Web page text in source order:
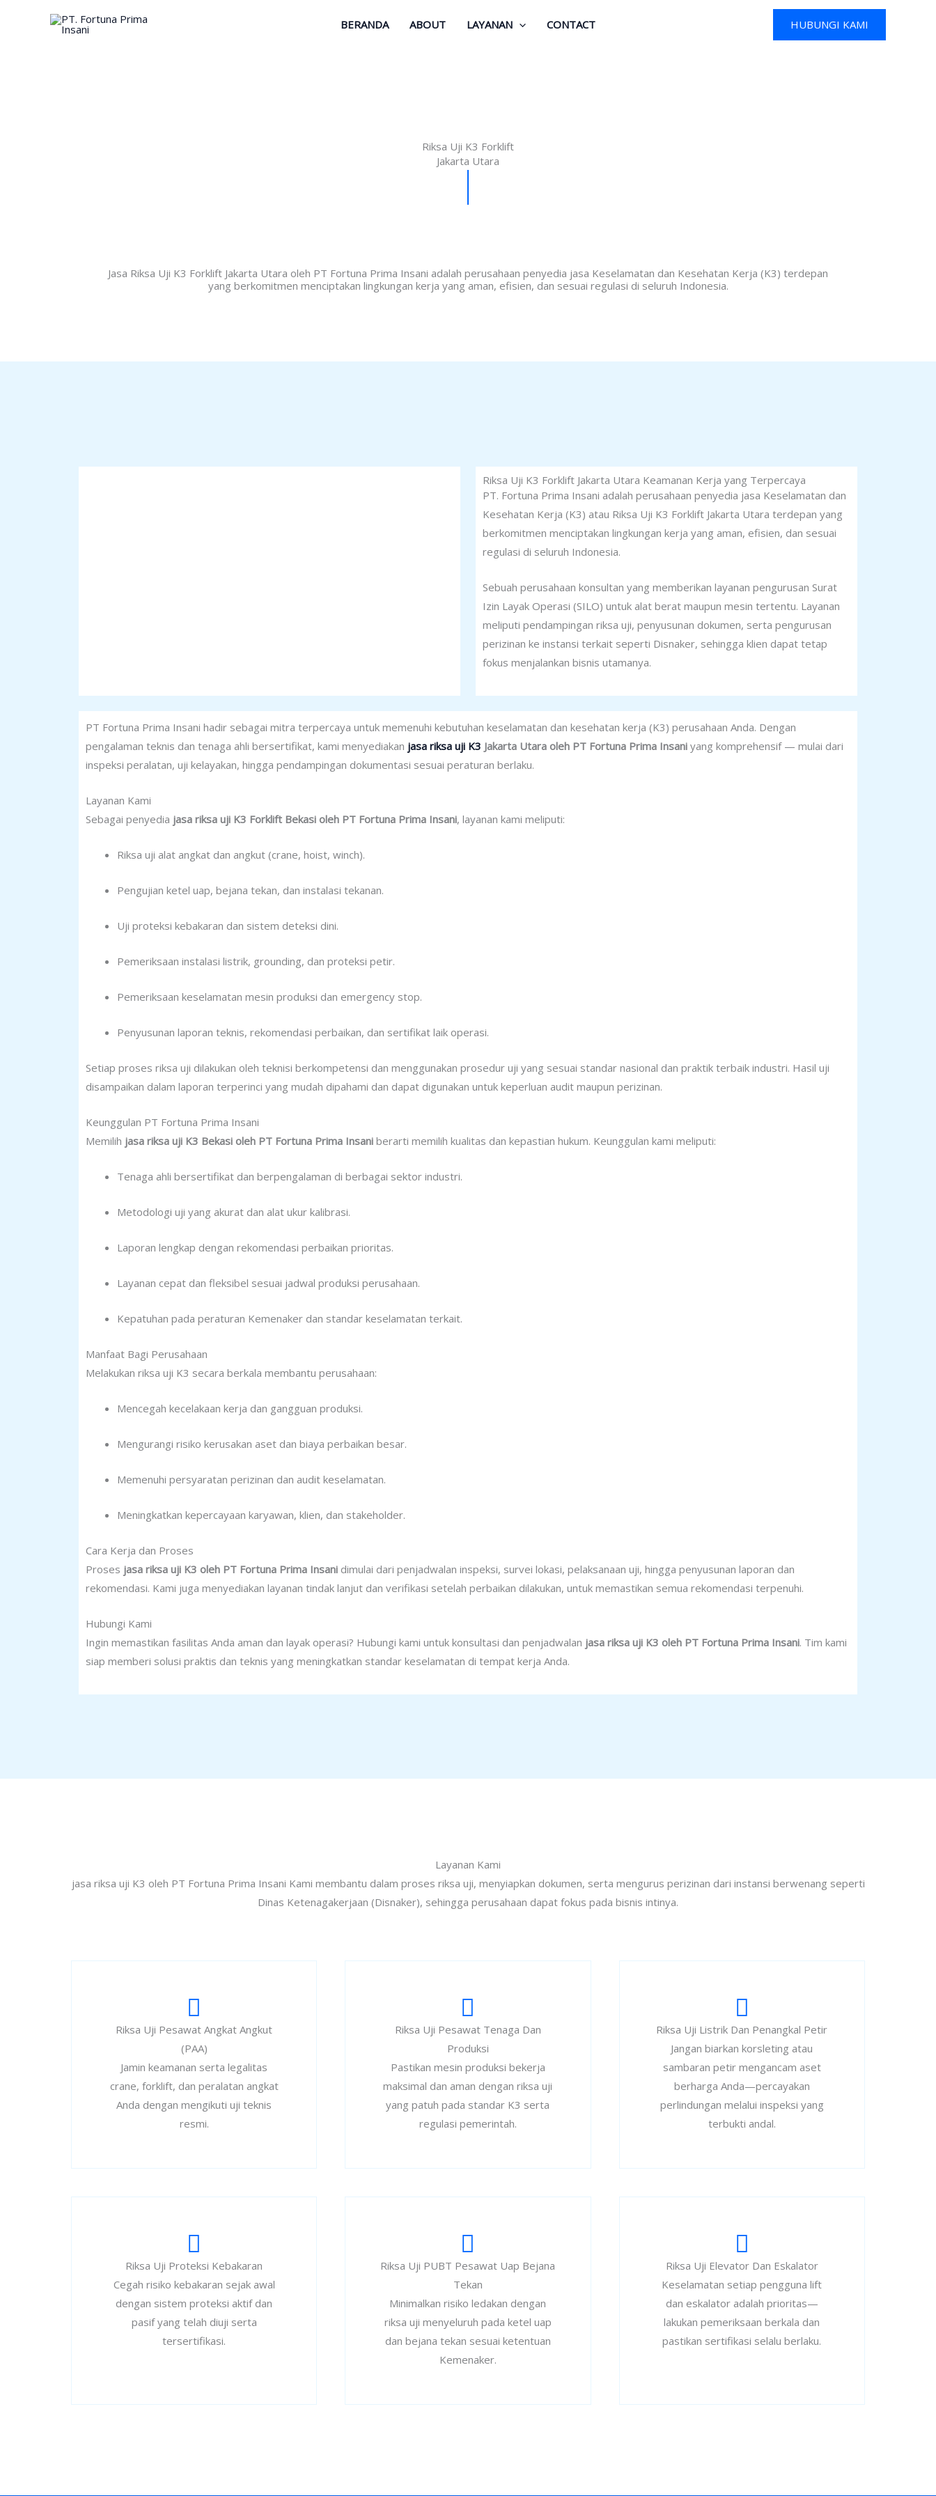
BERANDA ABOUT LAYANAN CONTACT HUBUNGI KAMI
Riksa Uji K3 Forklift
Jakarta Utara
Jasa Riksa Uji K3 Forklift Jakarta Utara oleh PT Fortuna Prima Insani adalah perusahaan penyedia jasa Keselamatan dan Kesehatan Kerja (K3) terdepan
yang berkomitmen menciptakan lingkungan kerja yang aman, efisien, dan sesuai regulasi di seluruh Indonesia.
Riksa Uji K3 Forklift Jakarta Utara Keamanan Kerja yang Terpercaya
PT. Fortuna Prima Insani adalah perusahaan penyedia jasa Keselamatan dan
Kesehatan Kerja (K3) atau Riksa Uji K3 Forklift Jakarta Utara terdepan yang
berkomitmen menciptakan lingkungan kerja yang aman, efisien, dan sesuai
regulasi di seluruh Indonesia.
Sebuah perusahaan konsultan yang memberikan layanan pengurusan Surat
Izin Layak Operasi (SILO) untuk alat berat maupun mesin tertentu. Layanan
meliputi pendampingan riksa uji, penyusunan dokumen, serta pengurusan
perizinan ke instansi terkait seperti Disnaker, sehingga klien dapat tetap
fokus menjalankan bisnis utamanya.
PT Fortuna Prima Insani hadir sebagai mitra terpercaya untuk memenuhi kebutuhan keselamatan dan kesehatan kerja (K3) perusahaan Anda. Dengan
pengalaman teknis dan tenaga ahli bersertifikat, kami menyediakan jasa riksa uji K3 Jakarta Utara oleh PT Fortuna Prima Insani yang komprehensif — mulai dari
inspeksi peralatan, uji kelayakan, hingga pendampingan dokumentasi sesuai peraturan berlaku.
Layanan Kami
Sebagai penyedia jasa riksa uji K3 Forklift Bekasi oleh PT Fortuna Prima Insani, layanan kami meliputi:
Riksa uji alat angkat dan angkut (crane, hoist, winch).
Pengujian ketel uap, bejana tekan, dan instalasi tekanan.
Uji proteksi kebakaran dan sistem deteksi dini.
Pemeriksaan instalasi listrik, grounding, dan proteksi petir.
Pemeriksaan keselamatan mesin produksi dan emergency stop.
Penyusunan laporan teknis, rekomendasi perbaikan, dan sertifikat laik operasi.
Setiap proses riksa uji dilakukan oleh teknisi berkompetensi dan menggunakan prosedur uji yang sesuai standar nasional dan praktik terbaik industri. Hasil uji
disampaikan dalam laporan terperinci yang mudah dipahami dan dapat digunakan untuk keperluan audit maupun perizinan.
Keunggulan PT Fortuna Prima Insani
Memilih jasa riksa uji K3 Bekasi oleh PT Fortuna Prima Insani berarti memilih kualitas dan kepastian hukum. Keunggulan kami meliputi:
Tenaga ahli bersertifikat dan berpengalaman di berbagai sektor industri.
Metodologi uji yang akurat dan alat ukur kalibrasi.
Laporan lengkap dengan rekomendasi perbaikan prioritas.
Layanan cepat dan fleksibel sesuai jadwal produksi perusahaan.
Kepatuhan pada peraturan Kemenaker dan standar keselamatan terkait.
Manfaat Bagi Perusahaan
Melakukan riksa uji K3 secara berkala membantu perusahaan:
Mencegah kecelakaan kerja dan gangguan produksi.
Mengurangi risiko kerusakan aset dan biaya perbaikan besar.
Memenuhi persyaratan perizinan dan audit keselamatan.
Meningkatkan kepercayaan karyawan, klien, dan stakeholder.
Cara Kerja dan Proses
Proses jasa riksa uji K3 oleh PT Fortuna Prima Insani dimulai dari penjadwalan inspeksi, survei lokasi, pelaksanaan uji, hingga penyusunan laporan dan
rekomendasi. Kami juga menyediakan layanan tindak lanjut dan verifikasi setelah perbaikan dilakukan, untuk memastikan semua rekomendasi terpenuhi.
Hubungi Kami
Ingin memastikan fasilitas Anda aman dan layak operasi? Hubungi kami untuk konsultasi dan penjadwalan jasa riksa uji K3 oleh PT Fortuna Prima Insani. Tim kami
siap memberi solusi praktis dan teknis yang meningkatkan standar keselamatan di tempat kerja Anda.
Layanan Kami
jasa riksa uji K3 oleh PT Fortuna Prima Insani Kami membantu dalam proses riksa uji, menyiapkan dokumen, serta mengurus perizinan dari instansi berwenang seperti
Dinas Ketenagakerjaan (Disnaker), sehingga perusahaan dapat fokus pada bisnis intinya.
Riksa Uji Pesawat Angkat Angkut
(PAA)
Jamin keamanan serta legalitas
crane, forklift, dan peralatan angkat
Anda dengan mengikuti uji teknis
resmi.
Riksa Uji Pesawat Tenaga Dan
Produksi
Pastikan mesin produksi bekerja
maksimal dan aman dengan riksa uji
yang patuh pada standar K3 serta
regulasi pemerintah.
Riksa Uji Listrik Dan Penangkal Petir
Jangan biarkan korsleting atau
sambaran petir mengancam aset
berharga Anda—percayakan
perlindungan melalui inspeksi yang
terbukti andal.
Riksa Uji Proteksi Kebakaran
Cegah risiko kebakaran sejak awal
dengan sistem proteksi aktif dan
pasif yang telah diuji serta
tersertifikasi.
Riksa Uji PUBT Pesawat Uap Bejana
Tekan
Minimalkan risiko ledakan dengan
riksa uji menyeluruh pada ketel uap
dan bejana tekan sesuai ketentuan
Kemenaker.
Riksa Uji Elevator Dan Eskalator
Keselamatan setiap pengguna lift
dan eskalator adalah prioritas—
lakukan pemeriksaan berkala dan
pastikan sertifikasi selalu berlaku.